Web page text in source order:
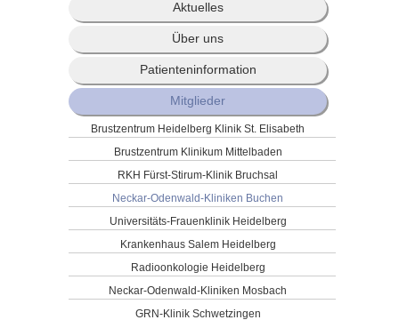
Aktuelles
Über uns
Patienteninformation
Mitglieder
Brustzentrum Heidelberg Klinik St. Elisabeth
Brustzentrum Klinikum Mittelbaden
RKH Fürst-Stirum-Klinik Bruchsal
Neckar-Odenwald-Kliniken Buchen
Universitäts-Frauenklinik Heidelberg
Krankenhaus Salem Heidelberg
Radioonkologie Heidelberg
Neckar-Odenwald-Kliniken Mosbach
GRN-Klinik Schwetzingen